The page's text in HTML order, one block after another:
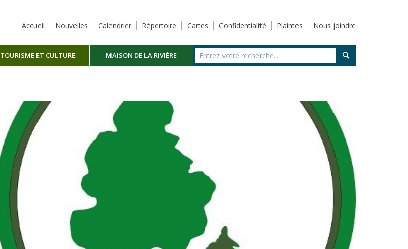
Accueil Nouvelles Calendrier Répertoire Cartes Confidentialité Plaintes Nous joindre
TOURISME ET CULTURE MAISON DE LA RIVIÈRE